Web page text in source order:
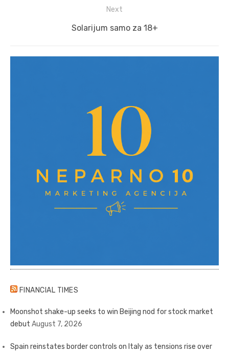
Next
Next
Solarijum samo za 18+
FINANCIAL TIMES
Moonshot shake-up seeks to win Beijing nod for stock market
debut August 7, 2026
Spain reinstates border controls on Italy as tensions rise over